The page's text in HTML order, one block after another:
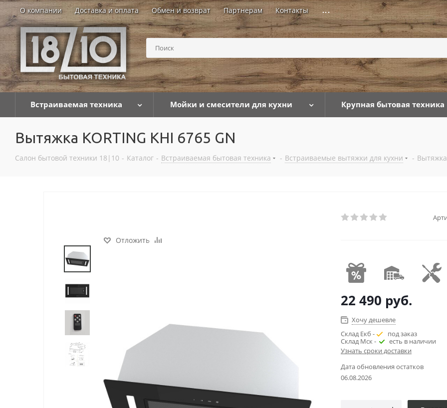
О компании Доставка и оплата Обмен и возврат Партнерам Контакты ...
Встраиваемая техника Мойки и смесители для кухни Крупная бытовая техника
Вытяжка KORTING KHI 6765 GN
Салон бытовой техники 18|10 - Каталог - Встраиваемая бытовая техника - Встраиваемые вытяжки для кухни -
Отложить
22 490 руб.
Хочу дешевле
Склад Екб -
под заказ
Склад Мск -
есть в наличии
Узнать сроки доставки
Дата обновления остатков
06.08.2026